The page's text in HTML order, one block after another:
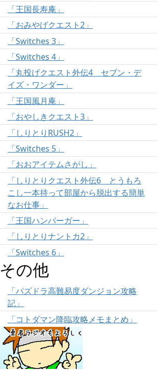
「王国長寿庵」
「おみやげクエスト2」
「Switches 3」
「Switches 4」
「丸投げクエスト外伝4 セブン・デ
イズ・ワンダー」
「王国風月庵」
「おやしきクエスト3」
「しりとりRUSH2」
「Switches 5」
「おおアイテムさがし」
「しりとりクエスト外伝6 とうもろ
こし一本持って部屋から脱出する簡単
なお仕事」
「王国ハンバーガー」
「しりとりナントカ2」
「Switches 6」
その他
「パズドラ高難易度ダンジョン攻略
記」
「コトダマン降臨攻略メモまとめ」